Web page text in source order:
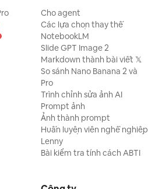
Cho agent
Các lựa chọn thay thế
NotebookLM
Slide GPT Image 2
Markdown thành bài viết 𝕏
So sánh Nano Banana 2 và
Pro
Trình chỉnh sửa ảnh AI
Prompt ảnh
Ảnh thành prompt
Huấn luyện viên nghề nghiệp
Lenny
Bài kiểm tra tính cách ABTI